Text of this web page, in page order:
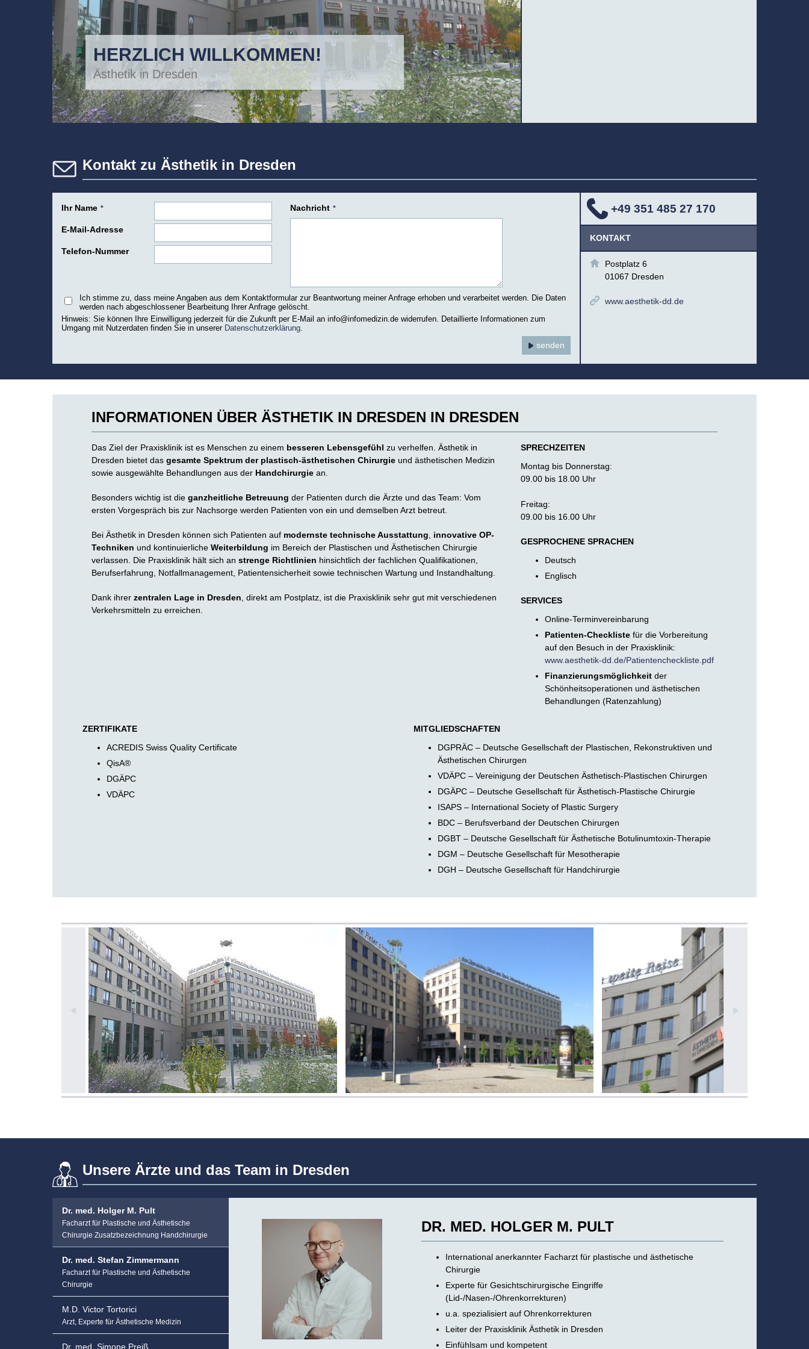
HERZLICH WILLKOMMEN!
Ästhetik in Dresden
Kontakt zu Ästhetik in Dresden
Ihr Name *
E-Mail-Adresse
Telefon-Nummer
Nachricht *
Ich stimme zu, dass meine Angaben aus dem Kontaktformular zur Beantwortung meiner Anfrage erhoben und verarbeitet werden. Die Daten
werden nach abgeschlossener Bearbeitung Ihrer Anfrage gelöscht.
Hinweis: Sie können Ihre Einwilligung jederzeit für die Zukunft per E-Mail an info@infomedizin.de widerrufen. Detaillierte Informationen zum
Umgang mit Nutzerdaten finden Sie in unserer Datenschutzerklärung
+49 351 485 27 170
KONTAKT
Postplatz 6
01067 Dresden
www.aesthetik-dd.de
INFORMATIONEN ÜBER ÄSTHETIK IN DRESDEN IN DRESDEN
Das Ziel der Praxisklinik ist es Menschen zu einem besseren Lebensgefühl zu verhelfen. Ästhetik in
Dresden bietet das gesamte Spektrum der plastisch-ästhetischen Chirurgie und ästhetischen Medizin
sowie ausgewählte Behandlungen aus der Handchirurgie an.
Besonders wichtig ist die ganzheitliche Betreuung der Patienten durch die Ärzte und das Team: Vom
ersten Vorgespräch bis zur Nachsorge werden Patienten von ein und demselben Arzt betreut.
Bei Ästhetik in Dresden können sich Patienten auf modernste technische Ausstattung
innovative OP-
Techniken und kontinuierliche Weiterbildung im Bereich der Plastischen und Ästhetischen Chirurgie
verlassen. Die Praxisklinik hält sich an strenge Richtlinien hinsichtlich der fachlichen Qualifikationen,
Berufserfahrung, Notfallmanagement, Patientensicherheit sowie technischen Wartung und Instandhaltung.
Dank ihrer zentralen Lage in Dresden , direkt am Postplatz, ist die Praxisklinik sehr gut mit verschiedenen
Verkehrsmitteln zu erreichen.
SPRECHZEITEN
Montag bis Donnerstag:
09.00 bis 18.00 Uhr
Freitag:
09.00 bis 16.00 Uhr
GESPROCHENE SPRACHEN
Deutsch
Englisch
SERVICES
Online-Terminvereinbarung
Patienten-Checkliste für die Vorbereitung
auf den Besuch in der Praxisklinik:
www.aesthetik-dd.de/Patientencheckliste.pdf
Finanzierungsmöglichkeit der
Schönheitsoperationen und ästhetischen
Behandlungen (Ratenzahlung)
ZERTIFIKATE
ACREDIS Swiss Quality Certificate
QisA®
DGÄPC
VDÄPC
MITGLIEDSCHAFTEN
DGPRÄC – Deutsche Gesellschaft der Plastischen, Rekonstruktiven und
Ästhetischen Chirurgen
VDÄPC – Vereinigung der Deutschen Ästhetisch-Plastischen Chirurgen
DGÄPC – Deutsche Gesellschaft für Ästhetisch-Plastische Chirurgie
ISAPS – International Society of Plastic Surgery
BDC – Berufsverband der Deutschen Chirurgen
DGBT – Deutsche Gesellschaft für Ästhetische Botulinumtoxin-Therapie
DGM – Deutsche Gesellschaft für Mesotherapie
DGH – Deutsche Gesellschaft für Handchirurgie
Unsere Ärzte und das Team in Dresden
Dr. med. Holger M. Pult
Facharzt für Plastische und Ästhetische
Chirurgie Zusatzbezeichnung Handchirurgie
Dr. med. Stefan Zimmermann
Facharzt für Plastische und Ästhetische
Chirurgie
M.D. Victor Tortorici
Arzt, Experte für Ästhetische Medizin
Dr. med. Simone Preiß
DR. MED. HOLGER M. PULT
International anerkannter Facharzt für plastische und ästhetische
Chirurgie
Experte für Gesichtschirurgische Eingriffe
(Lid-/Nasen-/Ohrenkorrekturen)
u.a. spezialisiert auf Ohrenkorrekturen
Leiter der Praxisklinik Ästhetik in Dresden
Einfühlsam und kompetent